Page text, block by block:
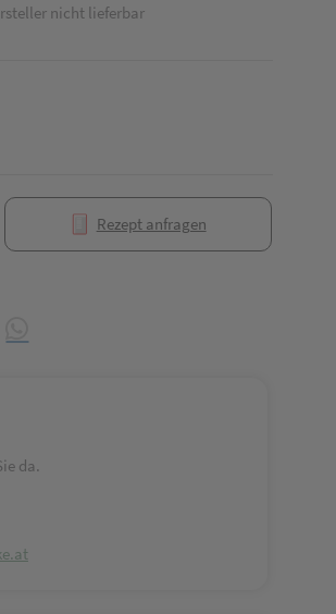
nicht lieferbar
Rezept anfragen
da.